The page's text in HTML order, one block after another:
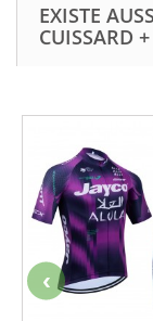
EXISTE
CUISSARD